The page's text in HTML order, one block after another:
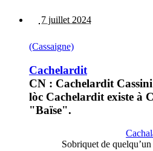
7 juillet 2024
(Cassaigne)
Cachelardit
CN : Cachelardit
lòc Cachelardit existe à
"Baïse".
Sobriquet de